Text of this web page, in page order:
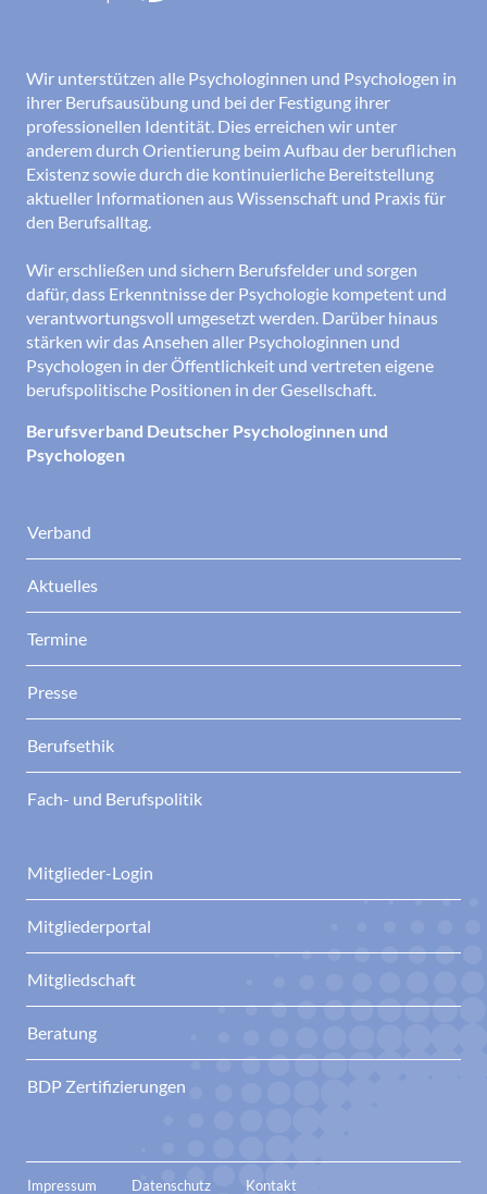
Wir unterstützen alle Psychologinnen und Psychologen in
ihrer Berufsausübung und bei der Festigung ihrer
professionellen Identität. Dies erreichen wir unter
anderem durch Orientierung beim Aufbau der beruflichen
Existenz sowie durch die kontinuierliche Bereitstellung
aktueller Informationen aus Wissenschaft und Praxis für
den Berufsalltag.
Wir erschließen und sichern Berufsfelder und sorgen
dafür, dass Erkenntnisse der Psychologie kompetent und
verantwortungsvoll umgesetzt werden. Darüber hinaus
stärken wir das Ansehen aller Psychologinnen und
Psychologen in der Öffentlichkeit und vertreten eigene
berufspolitische Positionen in der Gesellschaft.
Berufsverband Deutscher Psychologinnen und
Psychologen
Verband
Aktuelles
Termine
Presse
Berufsethik
Fach- und Berufspolitik
Mitglieder-Login
Mitgliederportal
Mitgliedschaft
Beratung
BDP Zertifizierungen
Impressum Datenschutz Kontakt